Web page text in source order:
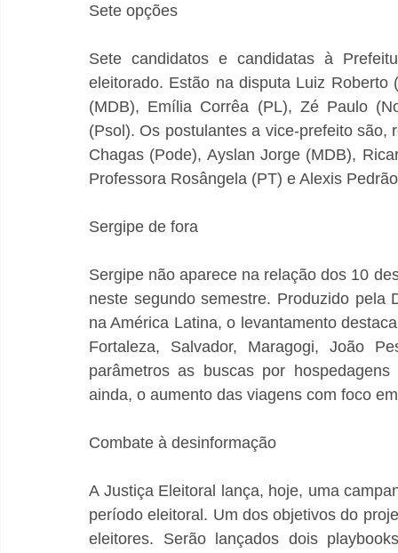
Sete opções
Sete candidatos e candidatas à
eleitorado. Estão na disputa Luiz Roberto
(MDB), Emília Corrêa (PL), Zé Paulo
(Psol). Os postulantes a vice-prefeito são,
Chagas (Pode), Ayslan Jorge (MDB),
Professora Rosângela (PT) e Alexis
Sergipe de fora
Sergipe não aparece na relação dos 10
neste segundo semestre. Produzido pela
na América Latina, o levantamento
Fortaleza, Salvador, Maragogi, João
parâmetros as buscas por
ainda, o aumento das viagens com foco
Combate à desinformação
A Justiça Eleitoral lança, hoje, uma
período eleitoral. Um dos objetivos do
eleitores. Serão lançados dois